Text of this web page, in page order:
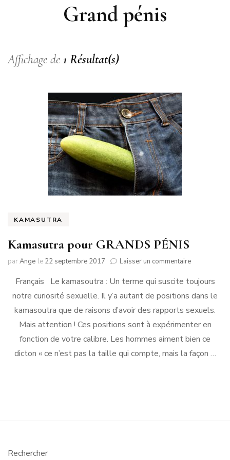
Grand pénis
Affichage de 1 Résultat(s)
KAMASUTRA
Kamasutra pour GRANDS PÉNIS
parAnge le 22 septembre 2017 Laisser un commentairesur
pour
GRANDS
Français Le kamasoutra : Un terme qui suscite toujours
notre curiosité sexuelle. Il y’a autant de positions dans le
kamasoutra que de raisons d’avoir des rapports sexuels.
Mais attention ! Ces positions sont à expérimenter en
fonction de votre calibre. Les hommes aiment bien ce
dicton « ce n’est pas la taille qui compte, mais la façon …
Rechercher